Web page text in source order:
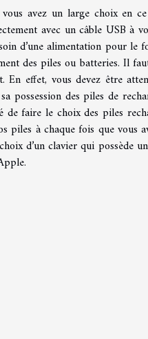
avez un large choix en
avec un câble USB à
d’une alimentation pour
des piles ou batteries. Il
En effet, vous devez être
possession des piles de
faire le choix des piles
piles à chaque fois que
d’un clavier qui possède